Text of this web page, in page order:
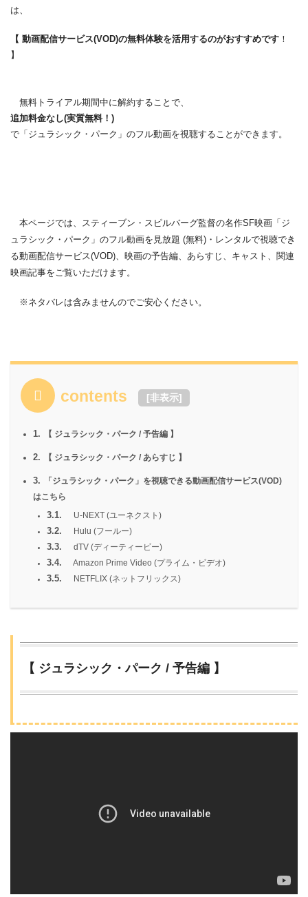
は、
【 動画配信サービス(VOD)の無料体験を活用するのがおすすめです ！
】
無料トライアル期間中に解約することで、
追加料金なし(実質無料！)
で「ジュラシック・パーク」のフル動画を視聴することができます。
本ページでは、スティーブン・スピルバーグ監督の名作SF映画「ジ
ュラシック・パーク」のフル動画を見放題 (無料)・レンタルで視聴でき
る動画配信サービス(VOD)、映画の予告編、あらすじ、キャスト、関連
映画記事をご覧いただけます。
※ネタバレは含みませんのでご安心ください。
contents [非表示]
1. 【 ジュラシック・パーク / 予告編 】
2. 【 ジュラシック・パーク / あらすじ 】
3.
「ジュラシック・パーク」を視聴できる動画配信サービス(VOD)
はこちら
3.1.
U-NEXT (ユーネクスト)
3.2. Hulu (フールー)
3.3. dTV (ディーティービー)
3.4. Amazon Prime Video (プライム・ビデオ)
3.5. NETFLIX (ネットフリックス)
【 ジュラシック・パーク / 予告編 】